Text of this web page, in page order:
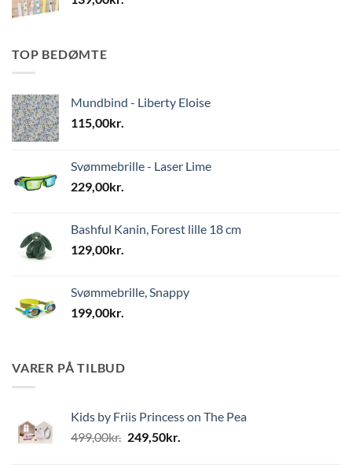
TOP BEDØMTE
Mundbind - Liberty Eloise
115,00kr.
Svømmebrille - Laser Lime
229,00kr.
Bashful Kanin, Forest lille 18 cm
129,00kr.
Svømmebrille, Snappy
199,00kr.
VARER PÅ TILBUD
Kids by Friis Princess on The Pea
499,00kr. Den
249,50kr.